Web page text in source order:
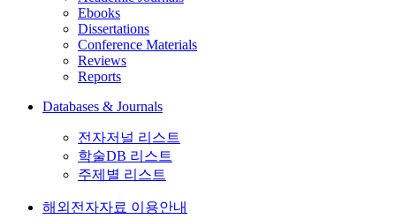
Ebooks
Dissertations
Conference Materials
Reviews
Reports
Databases & Journals
전자저널 리스트
학술DB 리스트
주제별 리스트
해외전자자료 이용안내